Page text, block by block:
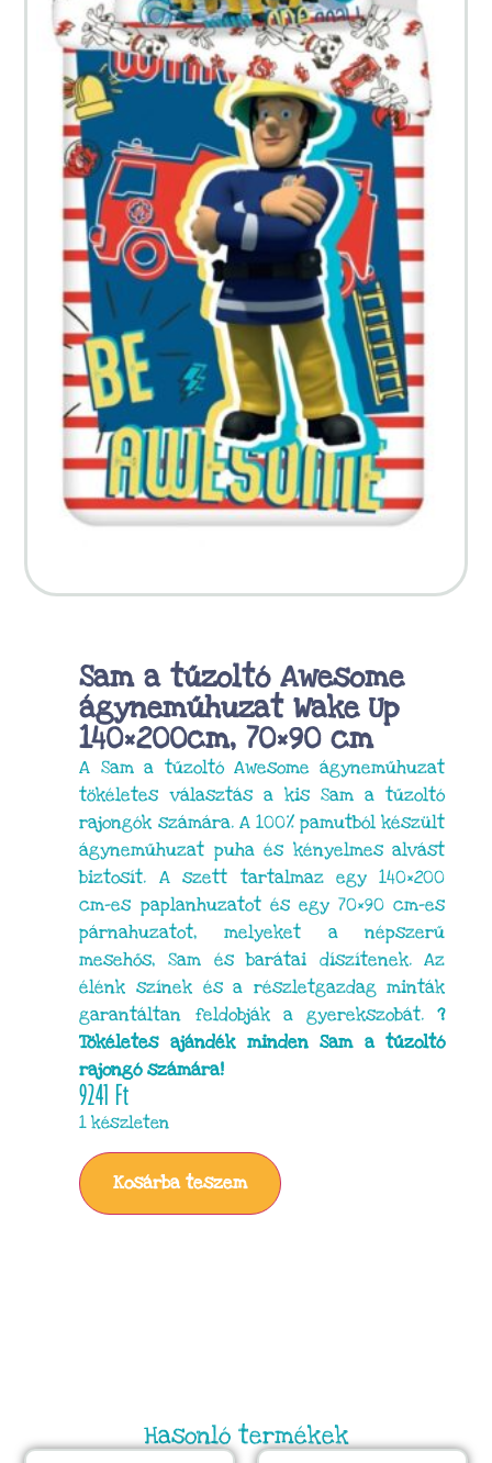
Sam a tűzoltó Awesome
ágyneműhuzat Wake Up
140×200cm, 70×90 cm
A Sam a tűzoltó Awesome ágyneműhuzat
tökéletes választás a kis Sam a tűzoltó
rajongók számára. A 100% pamutból készült
ágyneműhuzat puha és kényelmes alvást
biztosít. A szett tartalmaz egy 140×200
cm-es paplanhuzatot és egy 70×90 cm-es
párnahuzatot, melyeket a népszerű
mesehős, Sam és barátai díszítenek. Az
élénk színek és a részletgazdag minták
garantáltan feldobják a gyerekszobát.?
Tökéletes ajándék minden Sam a tűzoltó
rajongó számára!
9241 Ft
1 készleten
Kosárba teszem
Hasonló termékek